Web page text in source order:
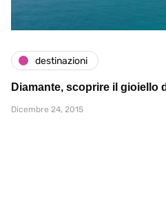
destinazioni
Diamante, scoprire il gioiello
Dicembre 24, 2015